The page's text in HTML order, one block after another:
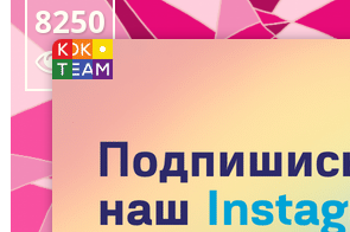
8250
